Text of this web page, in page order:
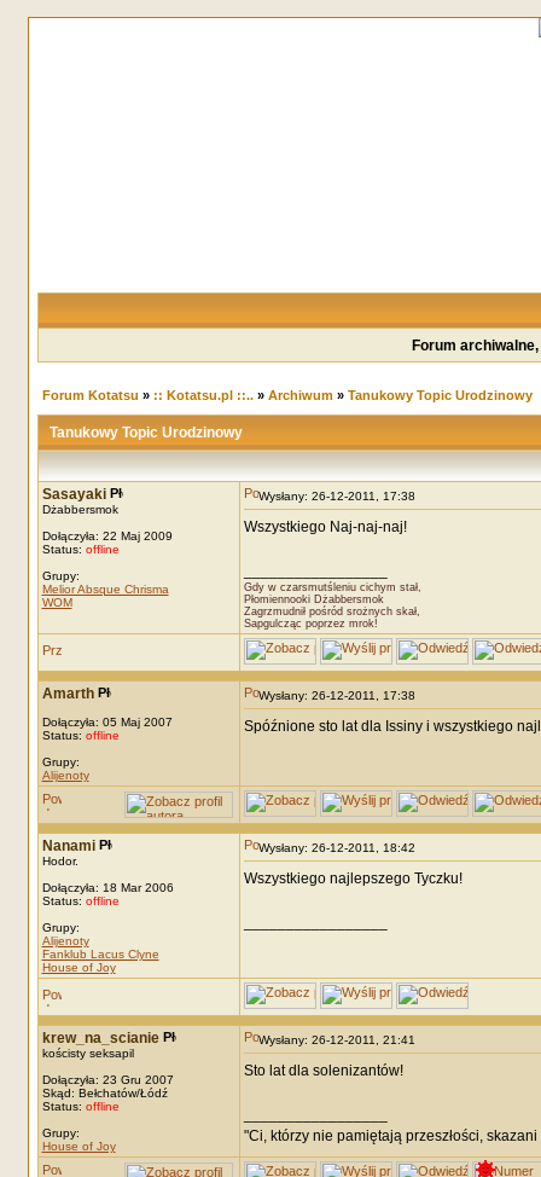
Forum
Forum Kotatsu » :: Kotatsu.pl ::..» Archiwum» Tanukowy Topic Urodzinowy
Tanukowy Topic Urodzinowy
Sasayaki
Dżabbersmok
Dołączyła: 22 Maj 2009
Status: offline
Grupy:
Melior Absque Chrisma
WOM
Wysłany: 26-12-2011, 17:38
Wszystkiego Naj-naj-naj!
Gdy w czarsmutśleniu cichym stał,
Płomiennooki Dżabbersmok
Zagrzmudnił pośród srożnych skał,
Sapgulcząc poprzez mrok!
Amarth
Dołączyła: 05 Maj 2007
Status: offline
Grupy:
Alijenoty
Wysłany: 26-12-2011, 17:38
Spóźnione sto lat dla Issiny i wszystkiego
Nanami
Hodor.
Dołączyła: 18 Mar 2006
Status: offline
Grupy:
Alijenoty
Fanklub Lacus Clyne
House of Joy
Wysłany: 26-12-2011, 18:42
Wszystkiego najlepszego Tyczku!
krew_na_scianie
kościsty seksapil
Dołączyła: 23 Gru 2007
Skąd: Bełchatów/Łódź
Status: offline
Grupy:
House of Joy
Wysłany: 26-12-2011, 21:41
Sto lat dla solenizantów!
"Ci, którzy nie pamiętają przeszłości,